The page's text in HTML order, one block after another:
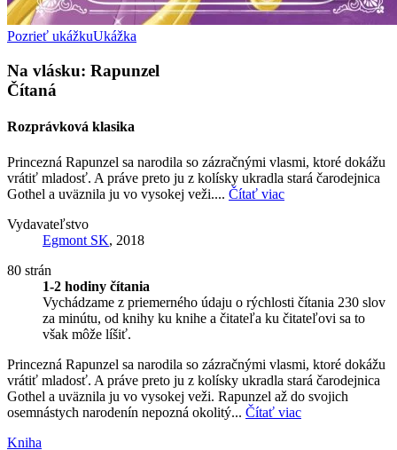
Pozrieť ukážkuUkážka
Na vlásku: Rapunzel
Čítaná
Rozprávková klasika
Princezná Rapunzel sa narodila so zázračnými vlasmi, ktoré dokážu
vrátiť mladosť. A práve preto ju z kolísky ukradla stará čarodejnica
Gothel a uväznila ju vo vysokej veži.... Čítať viac
Vydavateľstvo
Egmont SK, 2018
80 strán
1-2 hodiny čítania
Vychádzame z priemerného údaju o rýchlosti čítania 230 slov
za minútu, od knihy ku knihe a čitateľa ku čitateľovi sa to
však môže líšiť.
Princezná Rapunzel sa narodila so zázračnými vlasmi, ktoré dokážu
vrátiť mladosť. A práve preto ju z kolísky ukradla stará čarodejnica
Gothel a uväznila ju vo vysokej veži. Rapunzel až do svojich
osemnástych narodenín nepozná okolitý... Čítať viac
Kniha